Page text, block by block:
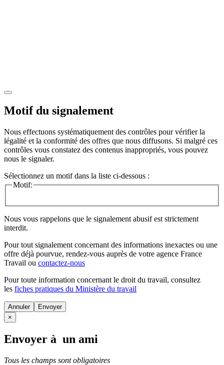
Motif du signalement
Nous effectuons systématiquement des contrôles pour vérifier la
légalité et la conformité des offres que nous diffusons. Si malgré ces
contrôles vous constatez des contenus inappropriés, vous pouvez
nous le signaler.
Sélectionnez un motif dans la liste ci-dessous :
Motif:
Nous vous rappelons que le signalement abusif est strictement
interdit.
Pour tout signalement concernant des informations inexactes ou une
offre déjà pourvue, rendez-vous auprès de votre agence France
Travail ou contactez-nous
Pour toute information concernant le droit du travail, consultez
les fiches pratiques du Ministère du travail
Annuler
×
Envoyer à un ami
Tous les champs sont obligatoires